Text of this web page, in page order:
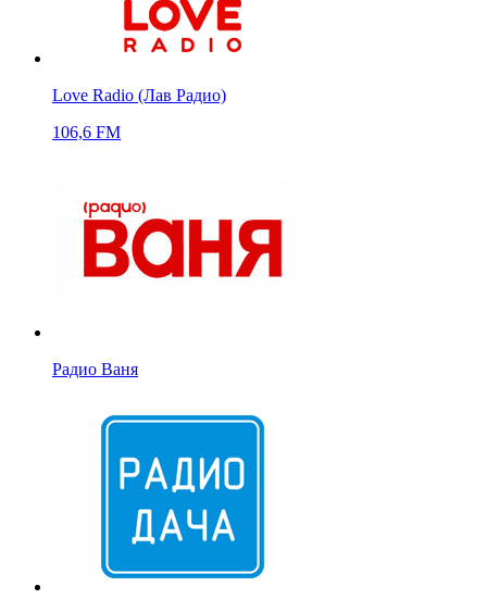
Love Radio (Лав Радио)
106,6 FM
Радио Ваня